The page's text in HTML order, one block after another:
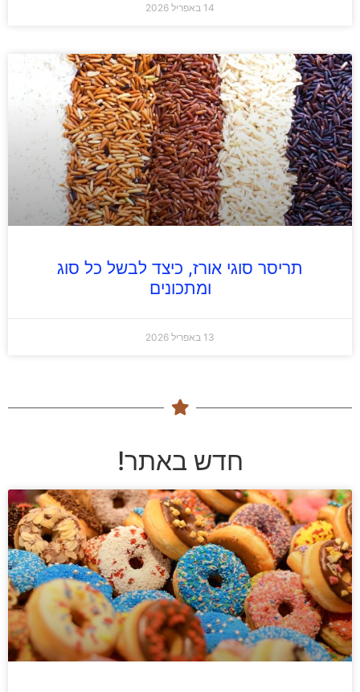
14 באפריל 2026
תריסר סוגי אורז, כיצד לבשל כל סוג
ומתכונים
13 באפריל 2026
חדש באתר!